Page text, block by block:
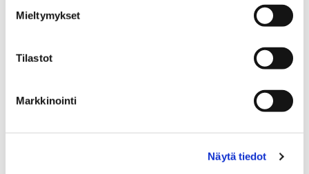
Mieltymykset
Tilastot
Markkinointi
Näytä tiedot